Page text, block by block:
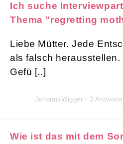
Ich suche
Thema "regretting
Liebe Mütter. Jede
als falsch herausstellen.
Gefü [..]
JohannaWigger - 3
Wie ist das mit dem